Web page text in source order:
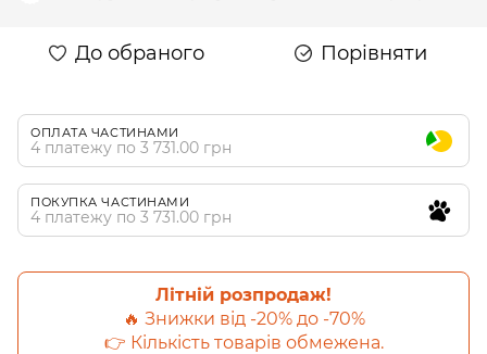
До обраного Порівняти
ОПЛАТА ЧАСТИНАМИ
4 платежу по 3 731.00 грн
ПОКУПКА ЧАСТИНАМИ
4 платежу по 3 731.00 грн
Літній розпродаж!
🔥 Знижки від -20% до -70%
👉 Кількість товарів обмежена.